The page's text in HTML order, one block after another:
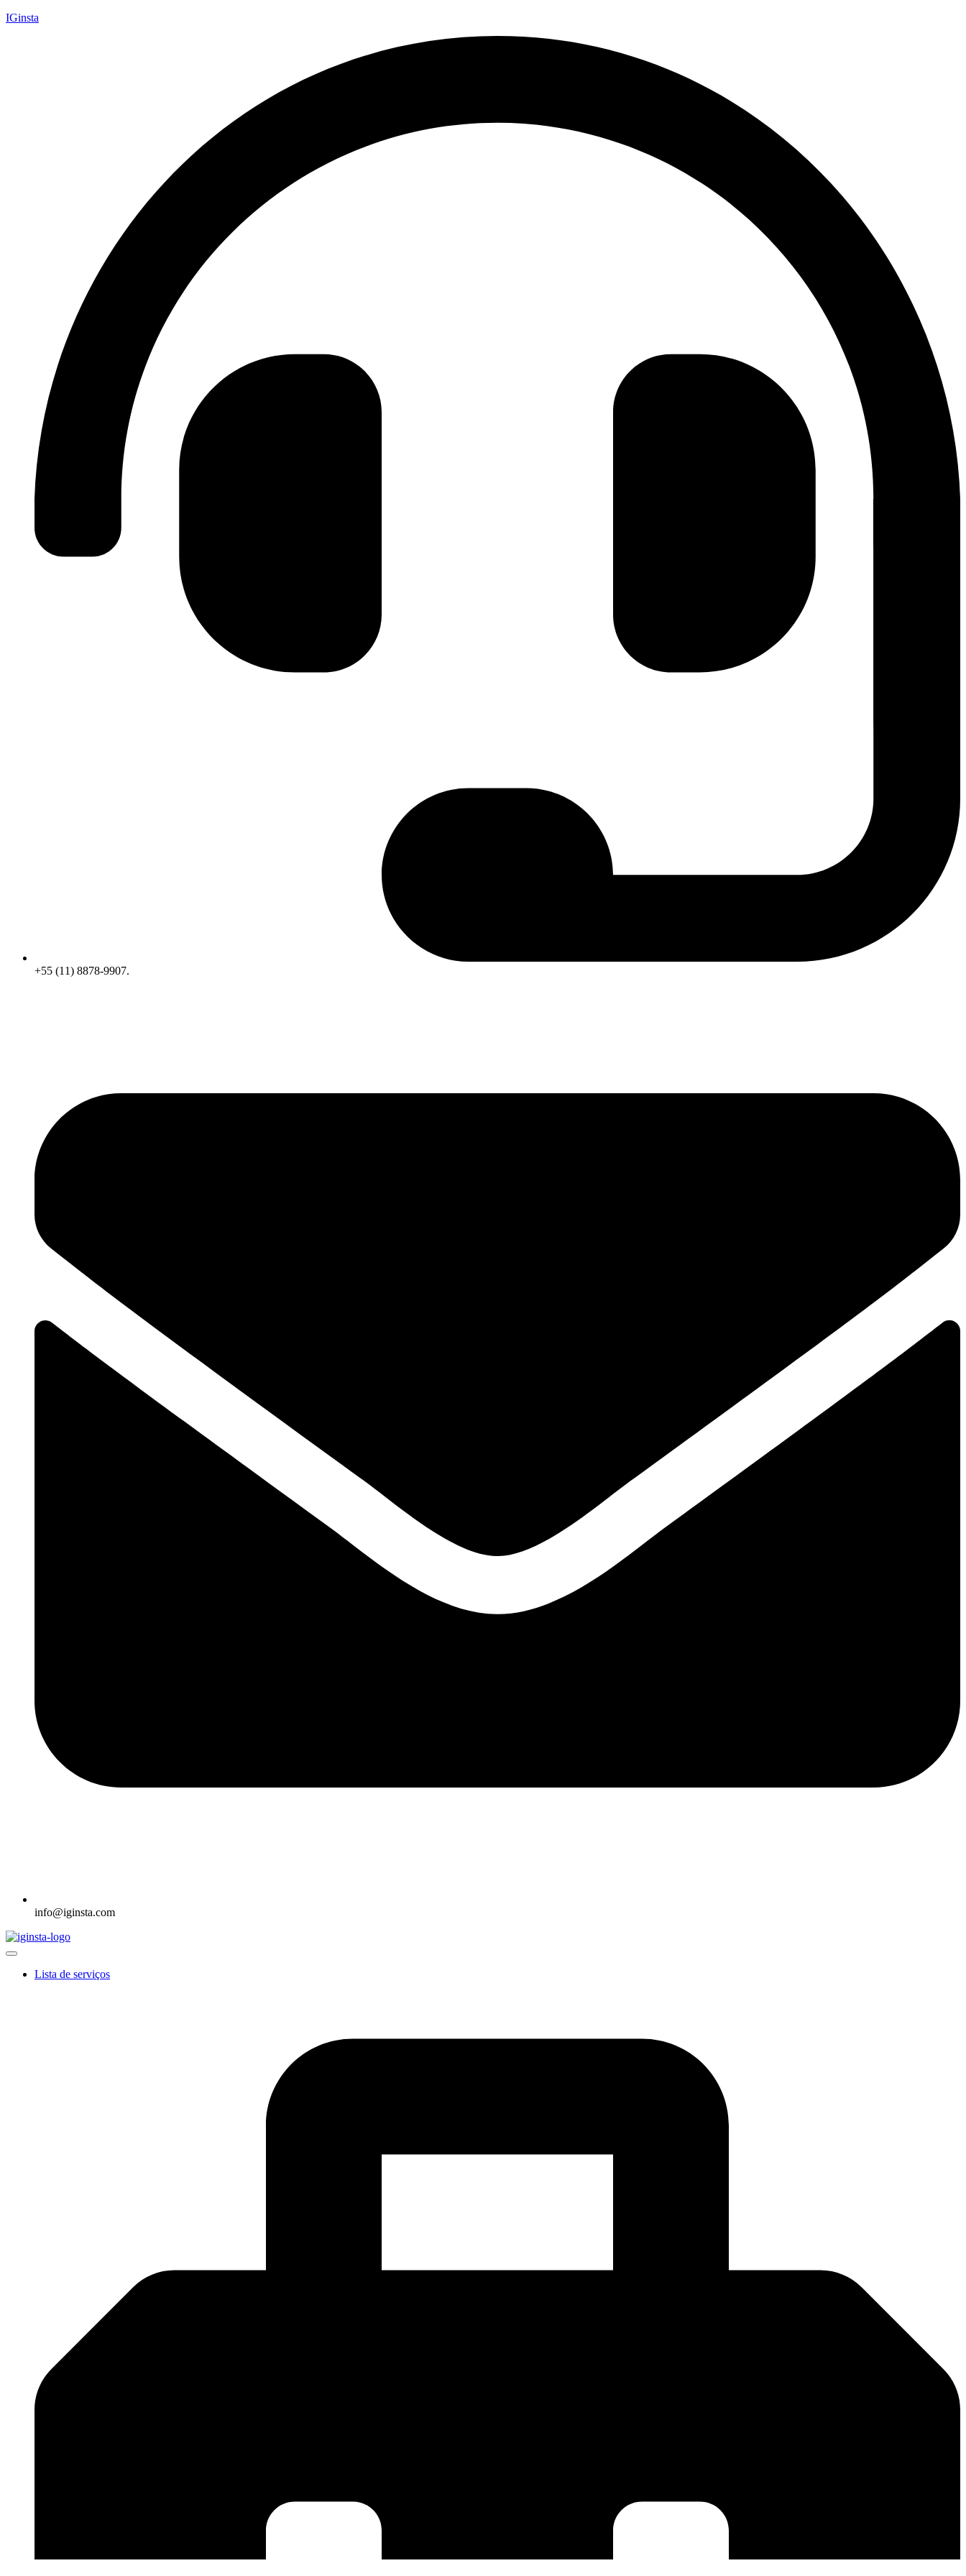
IGinsta
+55 (11) 8878-9907.
info@iginsta.com
Lista de serviços